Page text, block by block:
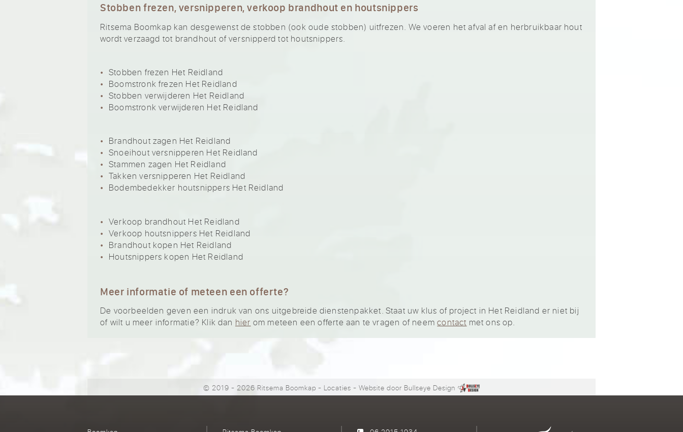
Stobben frezen, versnipperen, verkoop brandhout en houtsnippers
Ritsema Boomkap kan desgewenst de stobben (ook oude stobben) uitfrezen. We voeren het afval af en herbruikbaar hout
wordt verzaagd tot brandhout of versnipperd tot houtsnippers.
Stobben frezen Het Reidland
Boomstronk frezen Het Reidland
Stobben verwijderen Het Reidland
Boomstronk verwijderen Het Reidland
Brandhout zagen Het Reidland
Snoeihout versnipperen Het Reidland
Stammen zagen Het Reidland
Takken versnipperen Het Reidland
Bodembedekker houtsnippers Het Reidland
Verkoop brandhout Het Reidland
Verkoop houtsnippers Het Reidland
Brandhout kopen Het Reidland
Houtsnippers kopen Het Reidland
Meer informatie of meteen een offerte?
De voorbeelden geven een indruk van ons uitgebreide dienstenpakket. Staat uw klus of project in Het Reidland er niet bij
of wilt u meer informatie? Klik dan hier om meteen een offerte aan te vragen of neemcontact met ons op.
© 2019 - 2026 Ritsema Boomkap - Locaties - Website door Bullseye Design